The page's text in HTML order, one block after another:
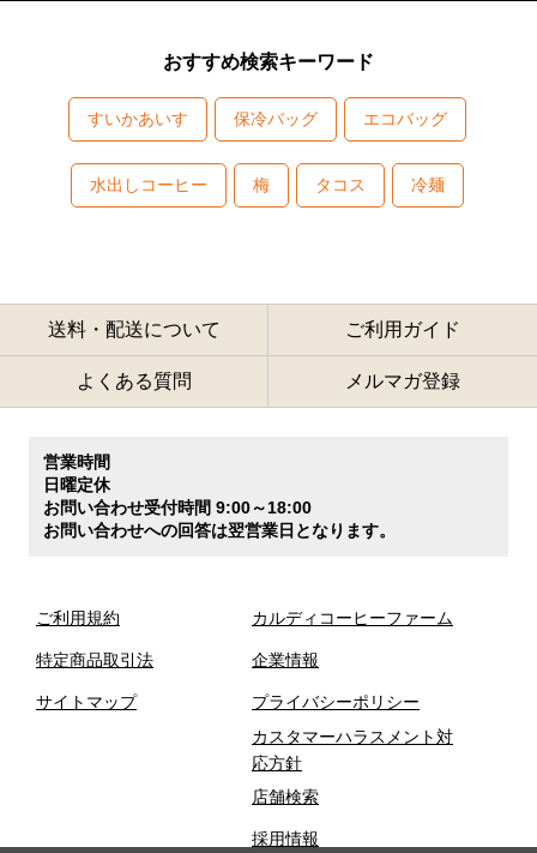
おすすめ検索キーワード
すいかあいす 保冷バッグ エコバッグ
水出しコーヒー 梅 タコス 冷麺
送料・配送について ご利用ガイド
よくある質問 メルマガ登録
営業時間
日曜定休
お問い合わせ受付時間 9:00～18:00
お問い合わせへの回答は翌営業日となります。
ご利用規約
特定商品取引法
サイトマップ
カルディコーヒーファーム
企業情報
プライバシーポリシー
カスタマーハラスメント対
応方針
店舗検索
採用情報